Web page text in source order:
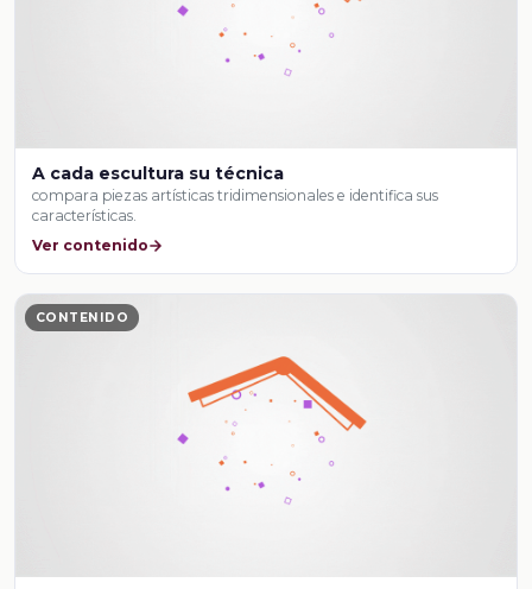
A cada escultura su técnica
compara piezas artísticas tridimensionales e identifica sus
características.
Ver contenido
CONTENIDO